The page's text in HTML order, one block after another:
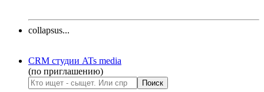
collapsus...
CRM студии ATs media
(по приглашению)